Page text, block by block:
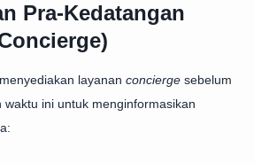
Pra-Kedatangan
layanan concierge sebelum
waktu ini untuk menginformasikan